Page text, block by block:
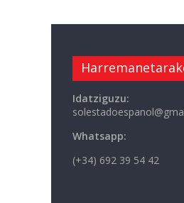
Idatziguzu:
Whatsapp:
(+34) 692 39 54 42